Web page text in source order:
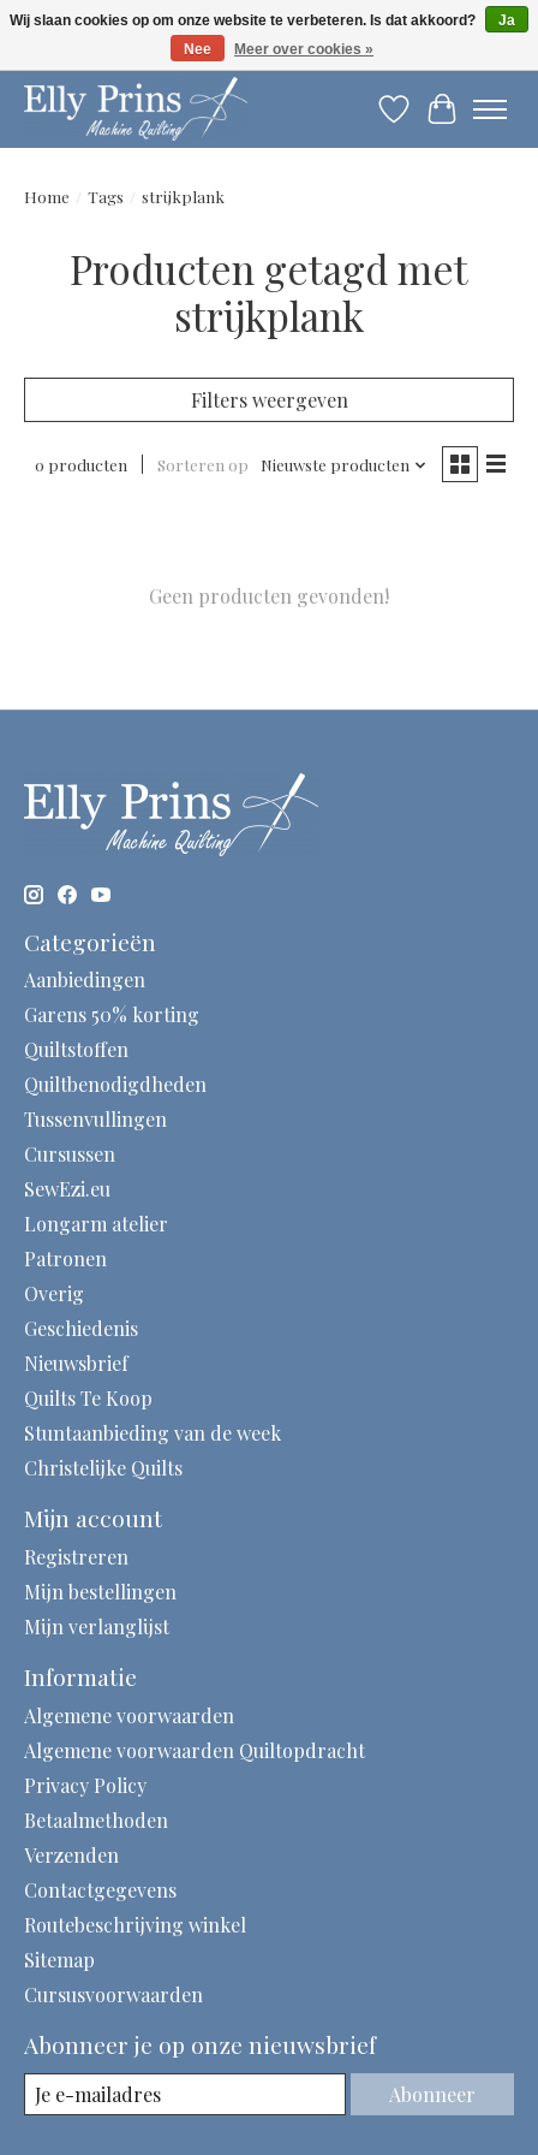
Let op: gewijzigde openingstijden!
Verlanglijst
Home / Tags / strijkplank
Producten getagd met
strijkplank
Filters weergeven
0 producten Sorteren op Nieuwste producten
Geen producten gevonden!
Categorieën
Aanbiedingen
Garens 50% korting
Quiltstoffen
Quiltbenodigdheden
Tussenvullingen
Cursussen
SewEzi.eu
Longarm atelier
Patronen
Overig
Geschiedenis
Nieuwsbrief
Quilts Te Koop
Stuntaanbieding van de week
Christelijke Quilts
Mijn account
Registreren
Mijn bestellingen
Mijn verlanglijst
Informatie
Algemene voorwaarden
Algemene voorwaarden Quiltopdracht
Privacy Policy
Betaalmethoden
Verzenden
Contactgegevens
Routebeschrijving winkel
Sitemap
Cursusvoorwaarden
Abonneer je op onze nieuwsbrief
Abonneer
Wij slaan cookies op om onze website te verbeteren. Is dat akkoord?
Ja
Nee
Meer over cookies »